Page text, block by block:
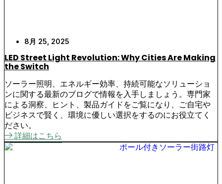
8月 25, 2025
LED Street Light Revolution: Why Cities Are Making
the Switch
ソーラー照明、エネルギー効率、持続可能なソリューショ
ンに関する最新のブログで情報を入手しましょう。専門家
による洞察、ヒント、製品ガイドをご覧になり、ご自宅や
ビジネスで賢く、環境に優しい選択をするのにお役立てく
ださい。
詳細はこちら